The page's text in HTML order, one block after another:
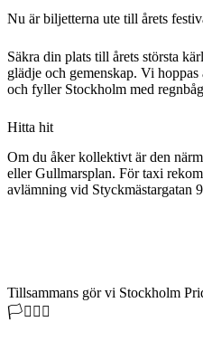
Nu är biljetterna ute till årets
Säkra din plats till årets största
glädje och gemenskap. Vi
och fyller Stockholm med
Hitta hit
Om du åker kollektivt är den
eller Gullmarsplan. För taxi
avlämning vid Styckmästargatan
Tillsammans gör vi Stockholm
🏳️‍⚧️🏳️‍🌈